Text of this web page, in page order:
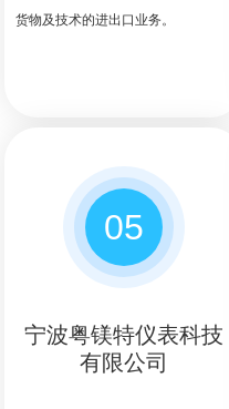
货物及技术的进出口业务。
05
宁波粤镁特仪表科技
有限公司